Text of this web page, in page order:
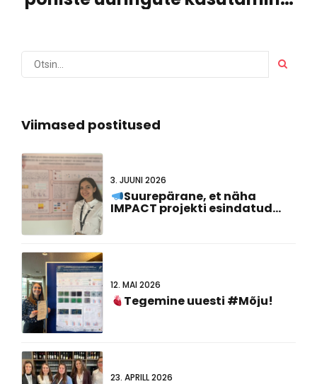
modelleerimisele
Viimased postitused
3. JUUNI 2026
Suurepärane, et näha
IMPACT projekti esindatud
12. MAI 2026
Tegemine uuesti #Mõju!
23. APRILL 2026